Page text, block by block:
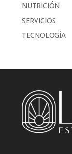
NUTRICIÓN
SERVICIOS
TECNOLOGÍA